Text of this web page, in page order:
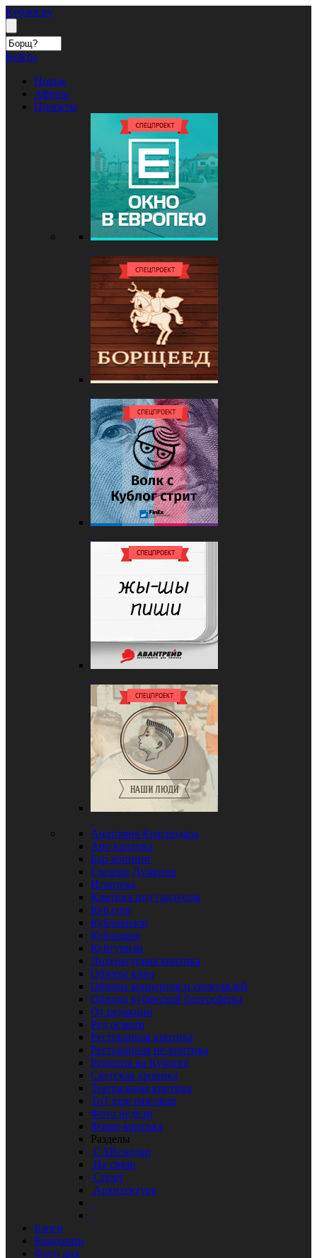
Кублог.ру
Войти
Новые
Афиша
Проекты
Анатомия Краснодара
Арт-критика
Бар-хоппинг
Глазами Думкина
Игротека
Критика под градусом
Куб.com
Кубловизор
Кублошки
Кубтуризм
Литературная критика
Обзоры кино
Обзоры концертов и спектаклей
Обзоры кубанской блогосферы
От редакции
Ред осмотр
Ресторанная критика
Ресторанная не-критика
Рецепты на Кублоге
Светская хроника
Театральная критика
ТоТ еще разговор
Фото недели
Фэшн-критика
Разделы
CARснодар
На связи
Спорт
Архитектура
Блоги
Компании
Фото дня